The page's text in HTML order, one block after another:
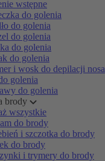
wstępne
do golenia
do golenia
do golenia
do golenia
do golenia
i wosk do depilacji nosa
golenia
do golenia
brody
wszystkie
do brody
i szczotka do brody
do brody
i trymery do brody